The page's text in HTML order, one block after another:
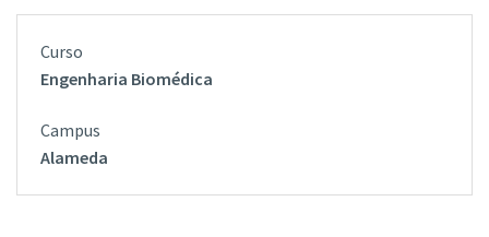
Engenharia Biomédica
Alameda